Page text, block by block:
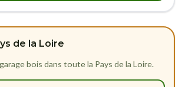
de la Loire
bois dans toute la Pays de la Loire.